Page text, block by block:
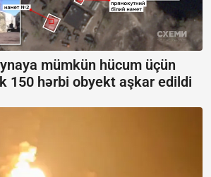
mümkün hücum üçün
150 hərbi obyekt aşkar edildi